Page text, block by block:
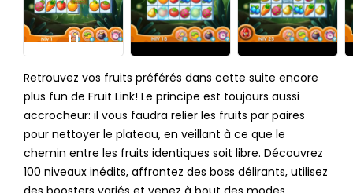
Retrouvez vos fruits préférés dans cette suite encore
plus fun de Fruit Link! Le principe est toujours aussi
accrocheur: il vous faudra relier les fruits par paires
pour nettoyer le plateau, en veillant à ce que le
chemin entre les fruits identiques soit libre. Découvrez
100 niveaux inédits, affrontez des boss délirants, utilisez